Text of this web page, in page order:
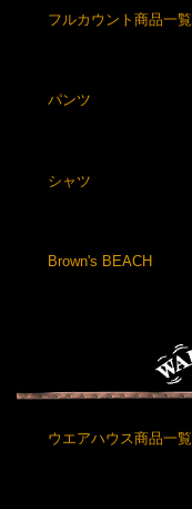
フルカウント商品一覧
パンツ
シャツ
Brown's BEACH
ウエアハウス商品一覧